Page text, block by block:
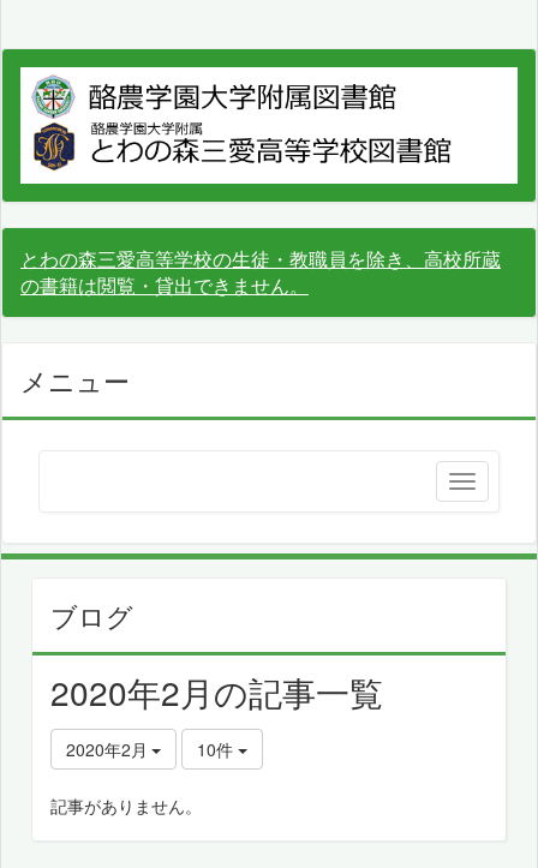
とわの森三愛高等学校の生徒・教職員を除き、高校所蔵
の書籍は閲覧・貸出できません。
メニュー
ブログ
2020年2月の記事一覧
2020年2月 10件
記事がありません。